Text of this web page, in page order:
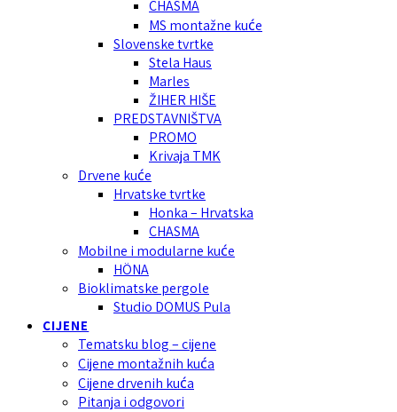
CHASMA
MS montažne kuće
Slovenske tvrtke
Stela Haus
Marles
ŽIHER HIŠE
PREDSTAVNIŠTVA
PROMO
Krivaja TMK
Drvene kuće
Hrvatske tvrtke
Honka – Hrvatska
CHASMA
Mobilne i modularne kuće
HÖNA
Bioklimatske pergole
Studio DOMUS Pula
CIJENE
Tematsku blog – cijene
Cijene montažnih kuća
Cijene drvenih kuća
Pitanja i odgovori